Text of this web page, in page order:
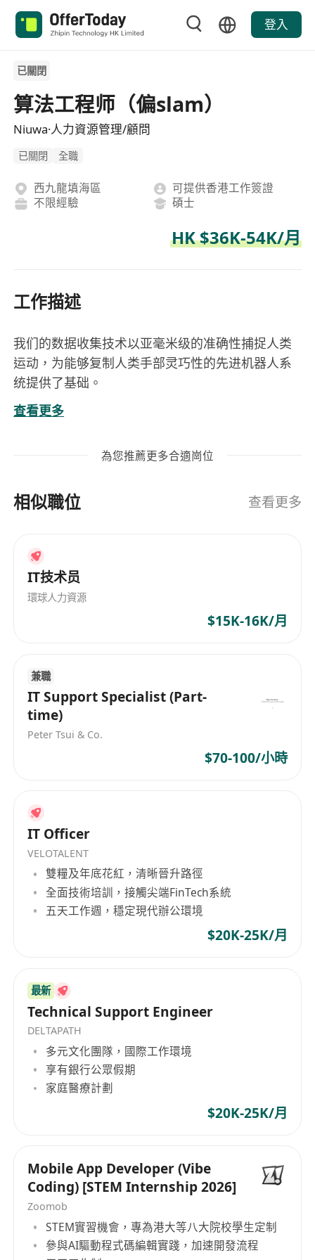
登入
已關閉
算法工程师（偏slam）
Niuwa·人力資源管理/顧問
已關閉 全職
西九龍填海區
可提供香港工作簽證
不限經驗
碩士
HK $36K-54K/月
工作描述
我们的数据收集技术以亚毫米级的准确性捕捉人类
运动，为能够复制人类手部灵巧性的先进机器人系
统提供了基础。
-高精度动作捕捉
-实时运动分析
-基于云的数据处理
1. 有足够的社会工作经验，能力强
工作职责
1. 负责具身智能数据算法研发，偏向SLAM方向
2. 设计、开发和优化视觉算法和模型
2. 具备对深度学习、机器人学、计算机视觉几何等
领域的深入认识
1. 熟练掌握pytorch等框架，熟悉常见的深度学习模
4. 具备C++/Python/Pytorch/ROS开发经验，参与
过大型项目开发
5. 对算法落地产品有强烈的热情，善于用技术解决
产品问题
加分项
1. 在相关领域主流会议或期刊发表过论文
(CVPR/ICCV/ECCV/NIPS/ICML/ICLR/IROS/ICRA)者
经历者优先
查看更多
為您推薦更多合適崗位
相似職位 查看更多
IT技术员
環球人力資源
$15K-16K/月
兼職
IT Support Specialist (Part-
time)
Peter Tsui & Co.
$70-100/小時
IT Officer
VELOTALENT
雙糧及年底花紅，清晰晉升路徑
全面技術培訓，接觸尖端FinTech系統
五天工作週，穩定現代辦公環境
$20K-25K/月
最新
Technical Support Engineer
DELTAPATH
多元文化團隊，國際工作環境
享有銀行公眾假期
家庭醫療計劃
$20K-25K/月
Mobile App Developer (Vibe
Coding) [STEM Internship 2026]
Zoomob
STEM實習機會，專為港大等八大院校學生定制
參與AI驅動程式碼編輯實踐，加速開發流程